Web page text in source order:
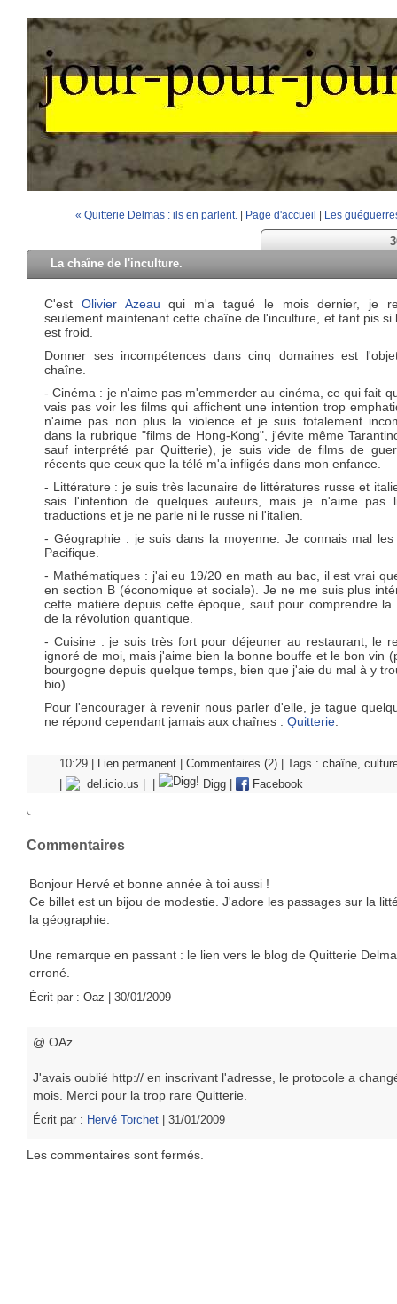
« Quitterie Delmas : ils en parlent. | Page d'accueil | Les
La chaîne de l'inculture.
C'est Olivier Azeau qui m'a tagué le mois dernier, je
seulement maintenant cette chaîne de l'inculture, et tant pis si
est froid.
Donner ses incompétences dans cinq domaines est
chaîne.
- Cinéma : je n'aime pas m'emmerder au cinéma, ce qui fait
vais pas voir les films qui affichent une intention trop
n'aime pas non plus la violence et je suis totalement
dans la rubrique "films de Hong-Kong", j'évite même
sauf interprété par Quitterie), je suis vide de films de
récents que ceux que la télé m'a infligés dans mon enfance.
- Littérature : je suis très lacunaire de littératures russe et
sais l'intention de quelques auteurs, mais je n'aime pas
traductions et je ne parle ni le russe ni l'italien.
- Géographie : je suis dans la moyenne. Je connais mal
Pacifique.
- Mathématiques : j'ai eu 19/20 en math au bac, il est vrai
en section B (économique et sociale). Je ne me suis plus
cette matière depuis cette époque, sauf pour comprendre la
de la révolution quantique.
- Cuisine : je suis très fort pour déjeuner au restaurant, le
ignoré de moi, mais j'aime bien la bonne bouffe et le bon vin
bourgogne depuis quelque temps, bien que j'aie du mal à y
bio).
Pour l'encourager à revenir nous parler d'elle, je tague
ne répond cependant jamais aux chaînes : Quitterie
10:29 | Lien permanent Commentaires (2) | Tags : chaîne,
del.icio.us Digg Facebook
Commentaires
Bonjour Hervé et bonne année à toi aussi !
Ce billet est un bijou de modestie. J'adore les passages sur la
la géographie.
Une remarque en passant : le lien vers le blog de Quitterie
erroné.
Écrit par : Oaz | 30/01/2009
@ OAz
J'avais oublié http:// en inscrivant l'adresse, le protocole a
mois. Merci pour la trop rare Quitterie.
Écrit par : Hervé Torchet | 31/01/2009
Les commentaires sont fermés.